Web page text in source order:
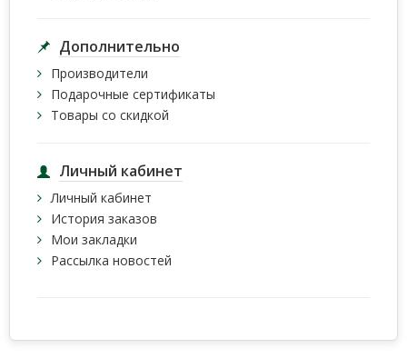
Дополнительно
Производители
Подарочные сертификаты
Товары со скидкой
Личный кабинет
Личный кабинет
История заказов
Мои закладки
Рассылка новостей